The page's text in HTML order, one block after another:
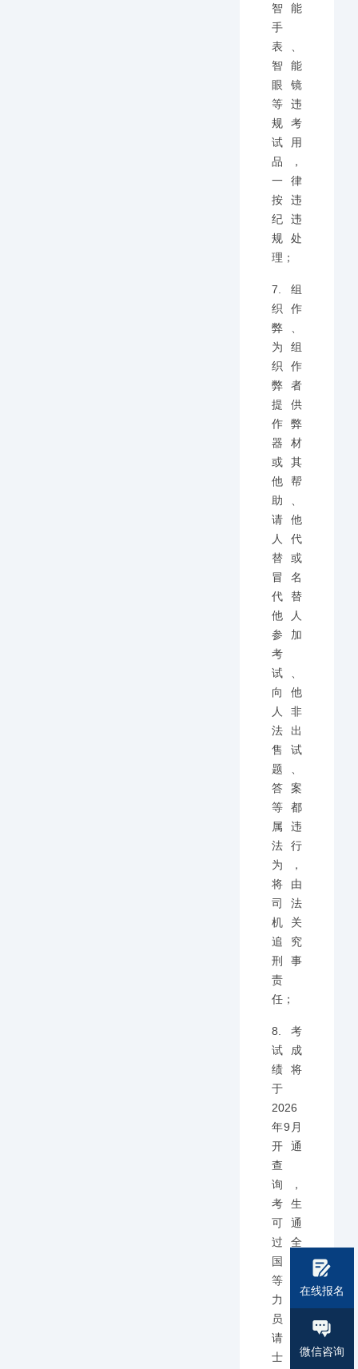
在线报名
微信咨询
智能
手
表、
智能
眼镜
等违
规考
试用
品，
一律
按违
纪违
规处
理；
7.组
织作
弊、
为组
织作
弊者
提供
作弊
器材
或其
他帮
助、
请他
人代
替或
冒名
代替
他人
参加
考
试、
向他
人非
法出
售试
题、
答案
等都
属违
法行
为，
将由
司法
机关
追究
刑事
责
任；
8.考
试成
绩将
于
2026
年9月
开通
查
询，
考生
可通
过全
国同
等学
力人
员申
请硕
士学